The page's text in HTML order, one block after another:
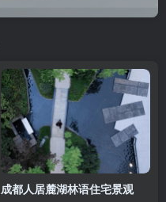
成都人居麓湖林语住宅景观